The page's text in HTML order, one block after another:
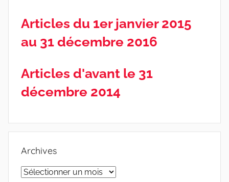
Articles du 1er janvier 2015
au 31 décembre 2016
Articles d'avant le 31
décembre 2014
Archives
Archives